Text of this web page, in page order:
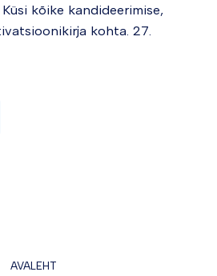
Küsi kõike kandideerimise,
kohta. 27.
AVALEHT